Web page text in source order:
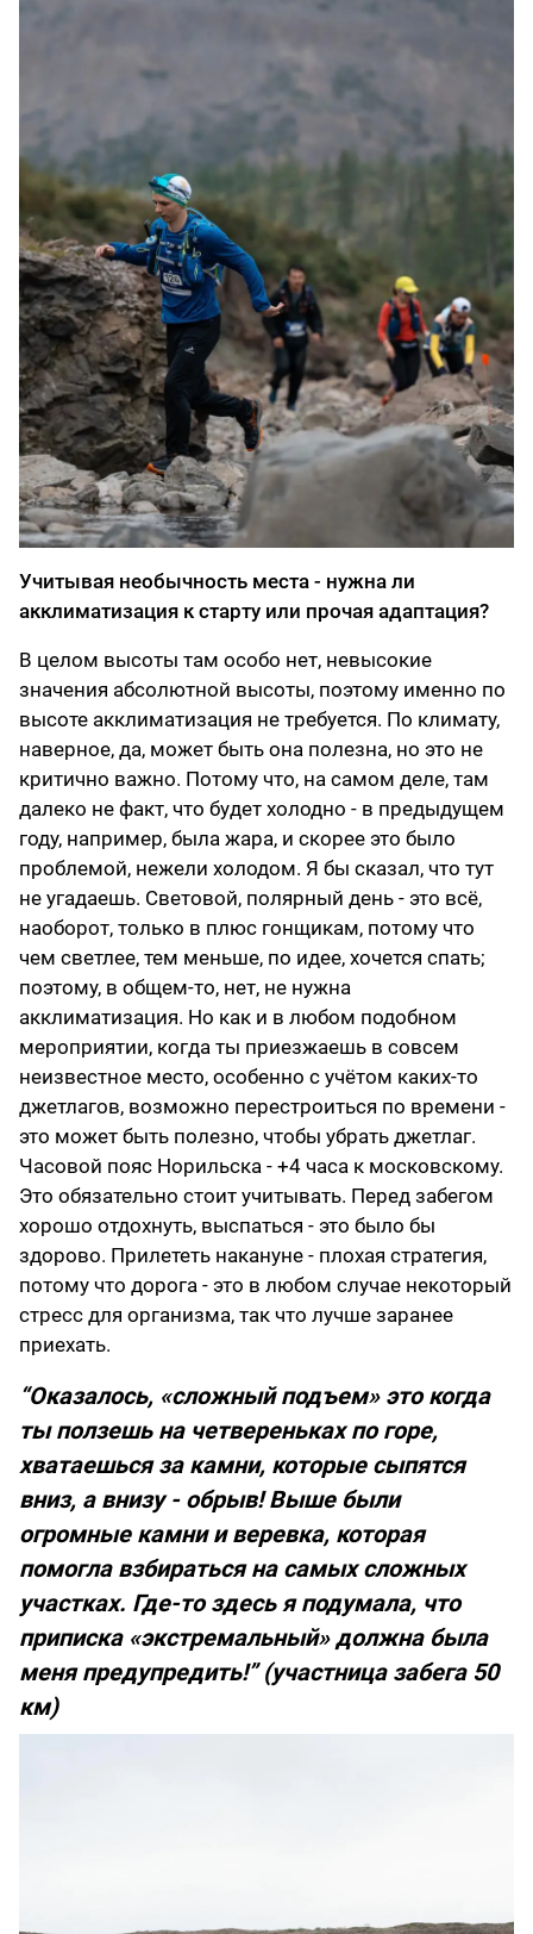
Учитывая необычность места - нужна ли
акклиматизация к старту или прочая адаптация?
В целом высоты там особо нет, невысокие
значения абсолютной высоты, поэтому именно по
высоте акклиматизация не требуется. По климату,
наверное, да, может быть она полезна, но это не
критично важно. Потому что, на самом деле, там
далеко не факт, что будет холодно - в предыдущем
году, например, была жара, и скорее это было
проблемой, нежели холодом. Я бы сказал, что тут
не угадаешь. Световой, полярный день - это всё,
наоборот, только в плюс гонщикам, потому что
чем светлее, тем меньше, по идее, хочется спать;
поэтому, в общем-то, нет, не нужна
акклиматизация. Но как и в любом подобном
мероприятии, когда ты приезжаешь в совсем
неизвестное место, особенно с учётом каких‑то
джетлагов, возможно перестроиться по времени -
это может быть полезно, чтобы убрать джетлаг.
Часовой пояс Норильска - +4 часа к московскому.
Это обязательно стоит учитывать. Перед забегом
хорошо отдохнуть, выспаться - это было бы
здорово. Прилететь накануне - плохая стратегия,
потому что дорога - это в любом случае некоторый
стресс для организма, так что лучше заранее
приехать.
“Оказалось, «сложный подъем» это когда
ты ползешь на четвереньках по горе,
хватаешься за камни, которые сыпятся
вниз, а внизу - обрыв! Выше были
огромные камни и веревка, которая
помогла взбираться на самых сложных
участках. Где-то здесь я подумала, что
приписка «экстремальный» должна была
меня предупредить!” (участница забега 50
км)